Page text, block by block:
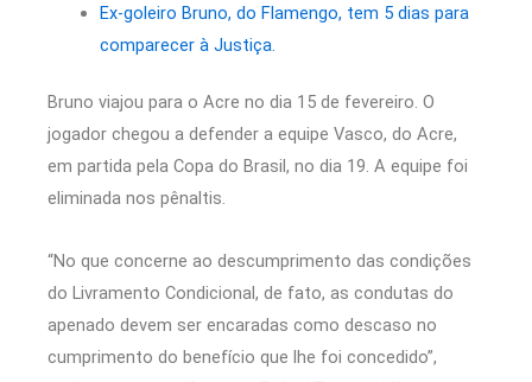
Ex-goleiro Bruno, do Flamengo, tem 5 dias para
comparecer à Justiça.
Bruno viajou para o Acre no dia 15 de fevereiro. O
jogador chegou a defender a equipe Vasco, do Acre,
em partida pela Copa do Brasil, no dia 19. A equipe foi
eliminada nos pênaltis.
“No que concerne ao descumprimento das condições
do Livramento Condicional, de fato, as condutas do
apenado devem ser encaradas como descaso no
cumprimento do benefício que lhe foi concedido”,